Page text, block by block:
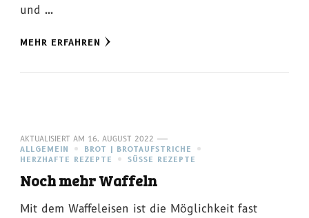
und …
MEHR ERFAHREN
AKTUALISIERT AM 16. AUGUST 2022
ALLGEMEIN
BROT | BROTAUFSTRICHE
HERZHAFTE REZEPTE
SÜSSE REZEPTE
Noch mehr Waffeln
Mit dem Waffeleisen ist die Möglichkeit fast